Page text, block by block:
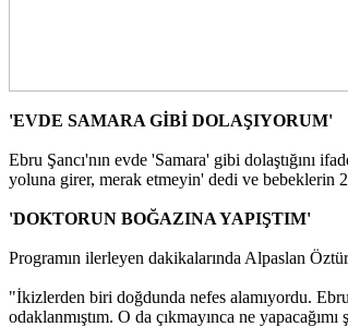
'EVDE SAMARA GİBİ DOLAŞIYORUM'
Ebru Şancı'nın evde 'Samara' gibi dolaştığını
yoluna girer, merak etmeyin' dedi ve bebeklerin
'DOKTORUN BOĞAZINA YAPIŞTIM'
Programın ilerleyen dakikalarında Alpaslan
"İkizlerden biri doğdunda nefes alamıyordu.
odaklanmıştım. O da çıkmayınca ne yapacağımı